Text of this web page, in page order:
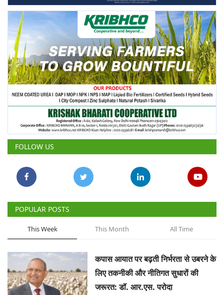
English Hindi
FOLLOW US
POPULAR POSTS
This Week This Month All Time
कपास आयात पर बढ़ती निर्भरता से उबरने के
लिए तकनीकी और नीतिगत सुधारों की
जरूरत: डॉ. आर.एस. परोदा